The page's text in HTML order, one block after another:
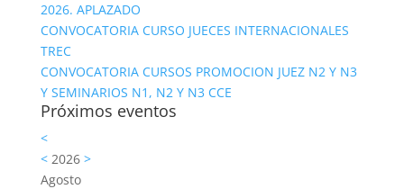
2026. APLAZADO
CONVOCATORIA CURSO JUECES INTERNACIONALES
TREC
CONVOCATORIA CURSOS PROMOCION JUEZ N2 Y N3
Y SEMINARIOS N1, N2 Y N3 CCE
Próximos eventos
<
<2026 >
Agosto